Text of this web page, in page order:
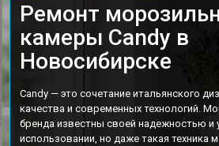
Ремонт
камеры Candy в
Новосибирске
Candy — это сочетание итальянского
качества и современных технологий.
бренда известны своей надежностью и
использовании, но даже такая техника